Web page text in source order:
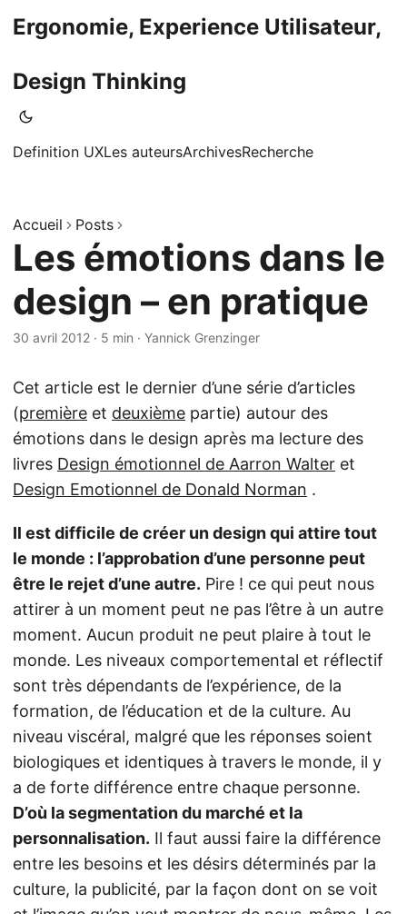
Ergonomie, Experience Utilisateur,
Design Thinking
Definition UXLes auteursArchivesRecherche
Accueil Posts
Les émotions dans le
design – en pratique
30 avril 2012 · 5 min · Yannick Grenzinger
Cet article est le dernier d’une série d’articles
(première et deuxième partie) autour des
émotions dans le design après ma lecture des
livres Design émotionnel de Aarron Walter et
Design Emotionnel de Donald Norman .
Il est difficile de créer un design qui attire tout
le monde : l’approbation d’une personne peut
être le rejet d’une autre. Pire ! ce qui peut nous
attirer à un moment peut ne pas l’être à un autre
moment. Aucun produit ne peut plaire à tout le
monde. Les niveaux comportemental et réflectif
sont très dépendants de l’expérience, de la
formation, de l’éducation et de la culture. Au
niveau viscéral, malgré que les réponses soient
biologiques et identiques à travers le monde, il y
a de forte différence entre chaque personne.
D’où la segmentation du marché et la
personnalisation. Il faut aussi faire la différence
entre les besoins et les désirs déterminés par la
culture, la publicité, par la façon dont on se voit